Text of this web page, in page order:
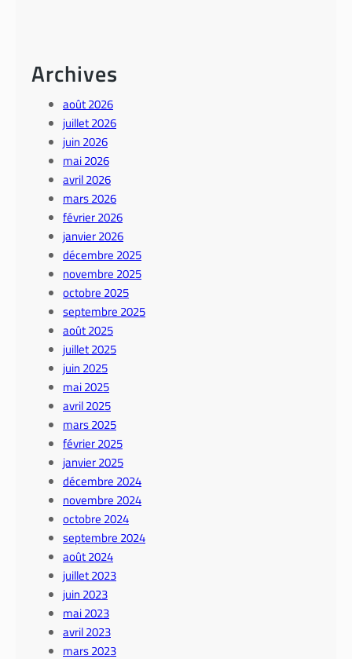
Archives
août 2026
juillet 2026
juin 2026
mai 2026
avril 2026
mars 2026
février 2026
janvier 2026
décembre 2025
novembre 2025
octobre 2025
septembre 2025
août 2025
juillet 2025
juin 2025
mai 2025
avril 2025
mars 2025
février 2025
janvier 2025
décembre 2024
novembre 2024
octobre 2024
septembre 2024
août 2024
juillet 2023
juin 2023
mai 2023
avril 2023
mars 2023